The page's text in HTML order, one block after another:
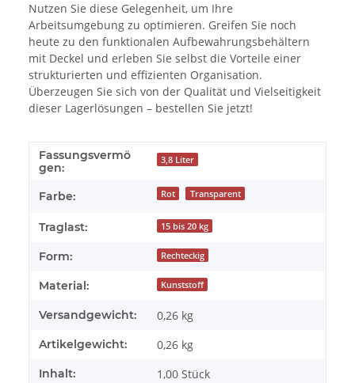
Nutzen Sie diese Gelegenheit, um Ihre
Arbeitsumgebung zu optimieren. Greifen Sie noch
heute zu den funktionalen Aufbewahrungsbehältern
mit Deckel und erleben Sie selbst die Vorteile einer
strukturierten und effizienten Organisation.
Überzeugen Sie sich von der Qualität und Vielseitigkeit
dieser Lagerlösungen – bestellen Sie jetzt!
Fassungsvermö
gen:
3,8 Liter
Farbe: Rot Transparent
Traglast: 15 bis 20 kg
Form: Rechteckig
Material: Kunststoff
Versandgewicht: 0,26 kg
Artikelgewicht: 0,26 kg
Inhalt: 1,00 Stück